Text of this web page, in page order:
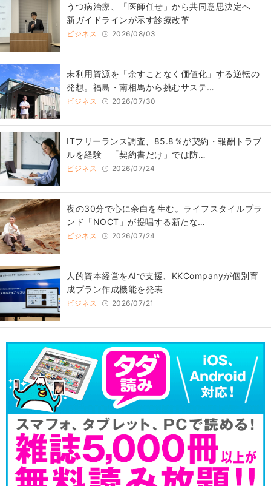
うつ病治療、「医師任せ」から共同意思決定へ
新ガイドラインが示す診療改革
ビジネス 2026/08/03
​​未利用資源を「余すことなく価値化」する逆転の
発想。福島・南相馬から挑むサステ…
ビジネス 2026/07/30
ITフリーランス調査、85.8％が契約・報酬トラブ
ルを経験 「契約書だけ」では防…
ビジネス 2026/07/24
​夜の30分で心に余白を生む。ライフスタイルブラ
ンド「NOCT」が提唱する新たな…
ビジネス 2026/07/24
人的資本経営をAIで支援、KKCompanyが個別育
成プラン作成機能を発表
ビジネス 2026/07/21